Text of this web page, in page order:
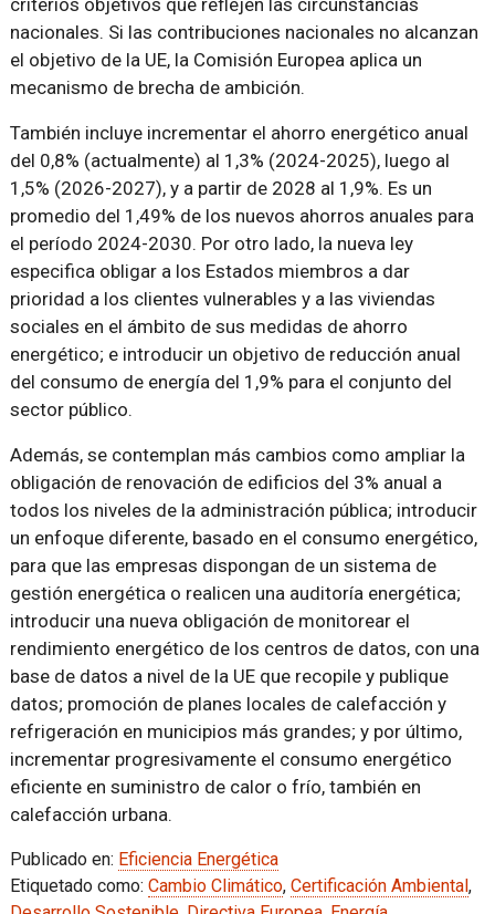
nacionales. Si las contribuciones nacionales no alcanzan
el objetivo de la UE, la Comisión Europea aplica un
mecanismo de brecha de ambición.
También incluye incrementar el ahorro energético anual
del 0,8% (actualmente) al 1,3% (2024-2025), luego al
1,5% (2026-2027), y a partir de 2028 al 1,9%. Es un
promedio del 1,49% de los nuevos ahorros anuales para
el período 2024-2030. Por otro lado, la nueva ley
especifica obligar a los Estados miembros a dar
prioridad a los clientes vulnerables y a las viviendas
sociales en el ámbito de sus medidas de ahorro
energético; e introducir un objetivo de reducción anual
del consumo de energía del 1,9% para el conjunto del
sector público.
Además, se contemplan más cambios como ampliar la
obligación de renovación de edificios del 3% anual a
todos los niveles de la administración pública; introducir
un enfoque diferente, basado en el consumo energético,
para que las empresas dispongan de un sistema de
gestión energética o realicen una auditoría energética;
introducir una nueva obligación de monitorear el
rendimiento energético de los centros de datos, con una
base de datos a nivel de la UE que recopile y publique
datos; promoción de planes locales de calefacción y
refrigeración en municipios más grandes; y por último,
incrementar progresivamente el consumo energético
eficiente en suministro de calor o frío, también en
calefacción urbana.
Publicado en: Eficiencia Energética
Etiquetado como: Cambio Climático, Certificación Ambiental,